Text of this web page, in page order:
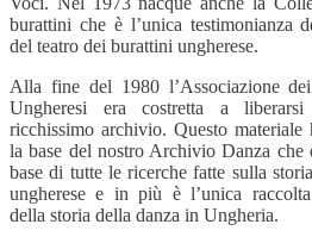
burattini che è l’unica testimonianza
del teatro dei burattini ungherese.
Alla fine del 1980 l’Associazione
Ungheresi era costretta a
ricchissimo archivio. Questo materiale
la base del nostro Archivio Danza che
base di tutte le ricerche fatte sulla
ungherese e in più è l’unica
della storia della danza in Ungheria.